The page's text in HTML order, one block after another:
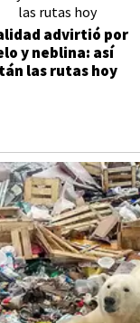
advirtió por
y neblina: así
las rutas hoy